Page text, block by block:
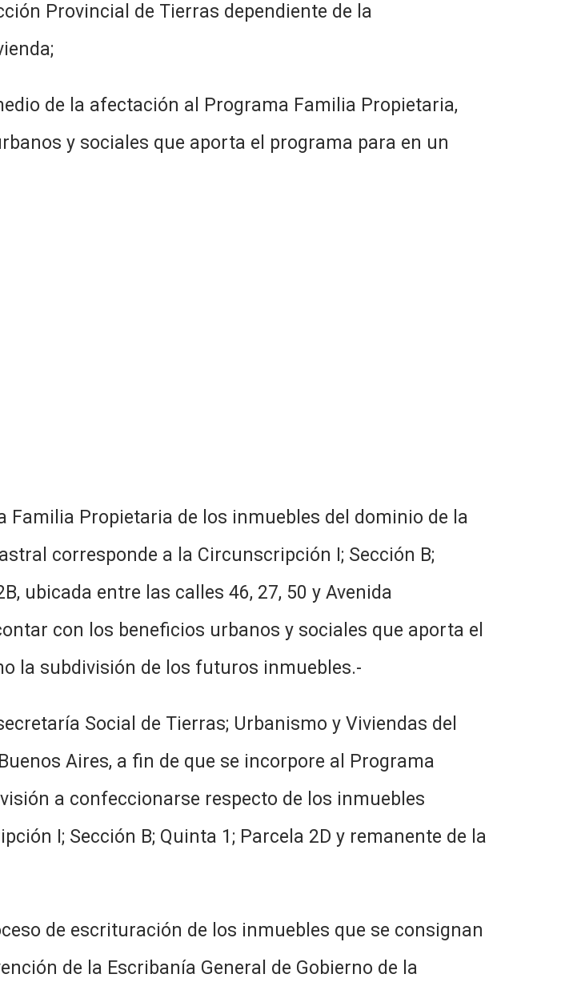
Provincial de Tierras dependiente de la
de la afectación al Programa Familia Propietaria,
y sociales que aporta el programa para en un
Familia Propietaria de los inmuebles del dominio de la
corresponde a la Circunscripción I; Sección B;
ubicada entre las calles 46, 27, 50 y Avenida
con los beneficios urbanos y sociales que aporta el
la subdivisión de los futuros inmuebles.-
Social de Tierras; Urbanismo y Viviendas del
Aires, a fin de que se incorpore al Programa
a confeccionarse respecto de los inmuebles
I; Sección B; Quinta 1; Parcela 2D y remanente de la
de escrituración de los inmuebles que se consignan
de la Escribanía General de Gobierno de la